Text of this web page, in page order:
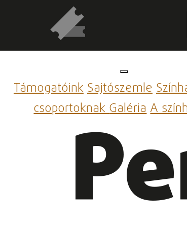
TámogatóinkSajtószemle
csoportoknakGalériaA